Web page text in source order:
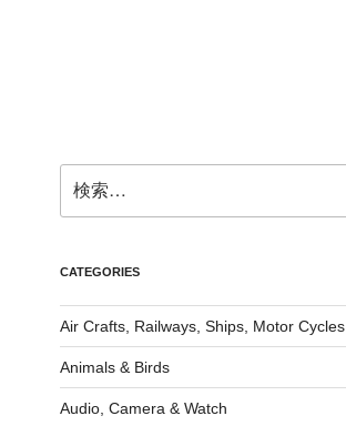
索:
CATEGORIES
Air Crafts, Railways, Ships, Motor Cycles
Animals & Birds
Audio, Camera & Watch